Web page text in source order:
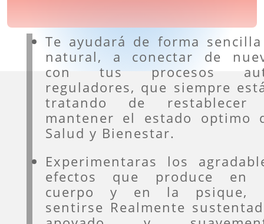
Te ayudará de forma
natural, a conectar de
con tus procesos
reguladores, que siempre
tratando de restablecer
mantener el estado optimo
Salud y Bienestar.
Experimentaras los
efectos que produce en
cuerpo y en la psique,
sentirse Realmente